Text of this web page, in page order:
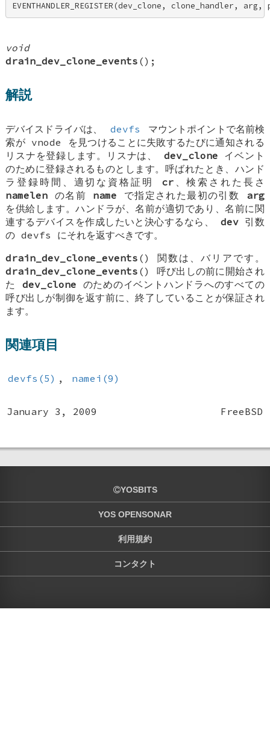
EVENTHANDLER_REGISTER(dev_clone, clone_handler,
void
drain_dev_clone_events ();
解説
デバイスドライバは、 devfs
マウントポイントで名前検
索が vnode を見つけることに失敗するたびに通知される
リスナを登録します。リスナは、 dev_clone イベント
のために登録されるものとします。呼ばれたとき、ハンド
ラ登録時間、適切な資格証明 cr、検索された長さ
namelen の名前 name で指定された最初の引数 arg
を供給します。ハンドラが、名前が適切であり、名前に関
連するデバイスを作成したいと決心するなら、 dev引数
の devfs にそれを返すべきです。
drain_dev_clone_events () 関数は、バリアです。
drain_dev_clone_events () 呼び出しの前に開始され
た dev_clone のためのイベントハンドラへのすべての
呼び出しが制御を返す前に、終了していることが保証され
ます。
関連項目
devfs(5) , namei(9)
January 3, 2009 FreeBSD
YOSBITS
YOS OPENSONAR
利用規約
コンタクト